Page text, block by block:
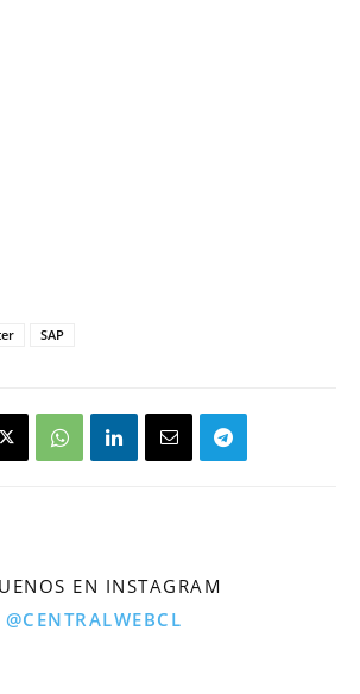
SAP
EN INSTAGRAM
@CENTRALWEBCL